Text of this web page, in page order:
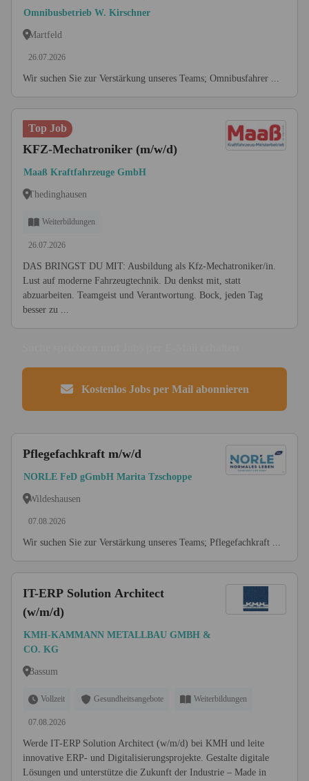
Omnibusbetrieb W. Kirschner
Martfeld
26.07.2026
Wir suchen Sie zur Verstärkung unseres Teams; Omnibusfahrer ...
Top Job
KFZ-Mechatroniker (m/w/d)
Maaß Kraftfahrzeuge GmbH
Thedinghausen
Weiterbildungen
26.07.2026
DAS BRINGST DU MIT: Ausbildung als Kfz-Mechatroniker/in.
Lust auf moderne Fahrzeugtechnik. Du denkst mit, statt
abzuarbeiten. Teamgeist und Verantwortung. Bock, jeden Tag
besser zu ...
Kostenlos Jobs per Mail abonnieren
Pflegefachkraft m/w/d
NORLE FeD gGmbH Marita Tzschoppe
Wildeshausen
07.08.2026
Wir suchen Sie zur Verstärkung unseres Teams; Pflegefachkraft ...
IT-ERP Solution Architect
(w/m/d)
KMH-KAMMANN METALLBAU GMBH &
CO. KG
Bassum
Vollzeit Gesundheitsangebote Weiterbildungen
07.08.2026
Werde IT-ERP Solution Architect (w/m/d) bei KMH und leite
innovative ERP- und Digitalisierungsprojekte. Gestalte digitale
Lösungen und unterstütze die Zukunft der Industrie – Made in